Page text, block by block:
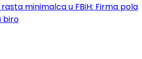
minimalca u FBiH: Firma pola
biro